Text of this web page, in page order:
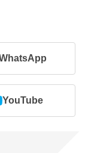
YouTube